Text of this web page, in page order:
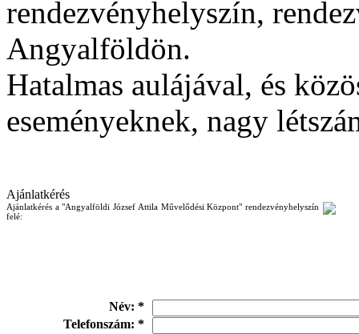
rendezvényhelyszín,
Angyalföldön.
Hatalmas aulájával, és
eseményeknek, nagy
Ajánlatkérés
Ajánlatkérés a "Angyalföldi József Attila Művelődési Központ" rendezvényhelyszín
felé:
Név: *
Telefonszám: *